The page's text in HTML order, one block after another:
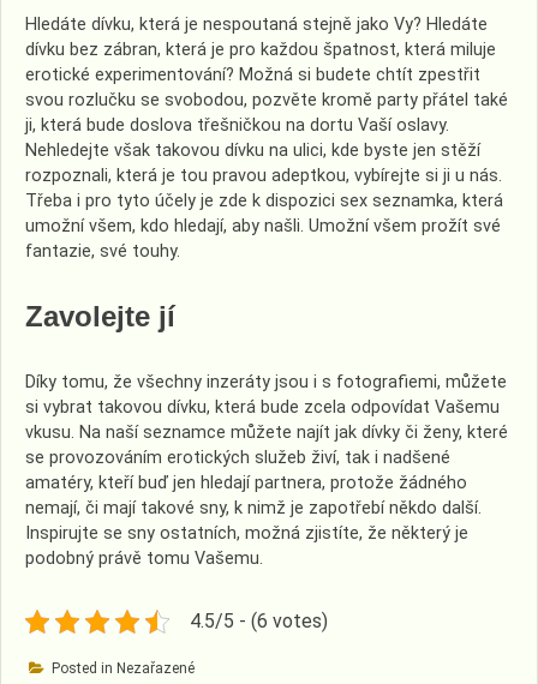
Hledáte dívku, která je nespoutaná stejně jako Vy? Hledáte
dívku bez zábran, která je pro každou špatnost, která miluje
erotické experimentování? Možná si budete chtít zpestřit
svou rozlučku se svobodou, pozvěte kromě party přátel také
ji, která bude doslova třešničkou na dortu Vaší oslavy.
Nehledejte však takovou dívku na ulici, kde byste jen stěží
rozpoznali, která je tou pravou adeptkou, vybírejte si ji u nás.
Třeba i pro tyto účely je zde k dispozici sex seznamka, která
umožní všem, kdo hledají, aby našli. Umožní všem prožít své
fantazie, své touhy.
Zavolejte jí
Díky tomu, že všechny inzeráty jsou i s fotografiemi, můžete
si vybrat takovou dívku, která bude zcela odpovídat Vašemu
vkusu. Na naší seznamce můžete najít jak dívky či ženy, které
se provozováním erotických služeb živí, tak i nadšené
amatéry, kteří buď jen hledají partnera, protože žádného
nemají, či mají takové sny, k nimž je zapotřebí někdo další.
Inspirujte se sny ostatních, možná zjistíte, že některý je
podobný právě tomu Vašemu.
4.5/5 - (6 votes)
Posted in Nezařazené